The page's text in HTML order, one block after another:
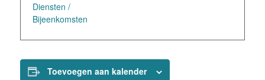
Diensten /
Bijeenkomsten
Toevoegen aan kalender